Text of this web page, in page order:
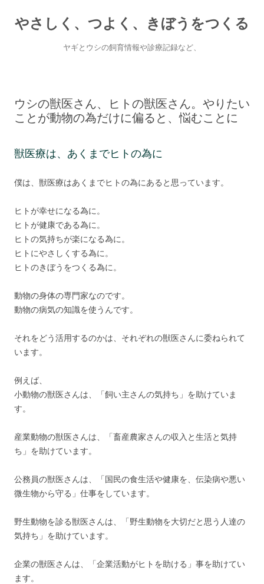
やさしく、つよく、きぼうをつくる
ヤギとウシの飼育情報や診療記録など、
ウシの獣医さん、ヒトの獣医さん。やりたい
ことが動物の為だけに偏ると、悩むことに
獣医療は、あくまでヒトの為に
僕は、獣医療はあくまでヒトの為にあると思っています。
ヒトが幸せになる為に。
ヒトが健康である為に。
ヒトの気持ちが楽になる為に。
ヒトにやさしくする為に。
ヒトのきぼうをつくる為に。
動物の身体の専門家なのです。
動物の病気の知識を使うんです。
それをどう活用するのかは、それぞれの獣医さんに委ねられて
います。
例えば、
小動物の獣医さんは、「飼い主さんの気持ち」を助けていま
す。
産業動物の獣医さんは、「畜産農家さんの収入と生活と気持
ち」を助けています。
公務員の獣医さんは、「国民の食生活や健康を、伝染病や悪い
微生物から守る」仕事をしています。
野生動物を診る獣医さんは、「野生動物を大切だと思う人達の
気持ち」を助けています。
企業の獣医さんは、「企業活動がヒトを助ける」事を助けてい
ます。